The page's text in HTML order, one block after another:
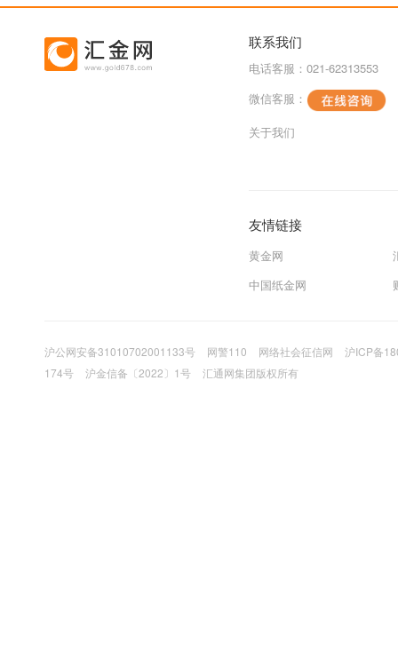
联系我们
电话客服：021-62313553
微信客服：
关于我们
友情链接
黄金网
中国纸金网
沪公网安备31010702001133号 网警110 网络社会征信网
沪ICP备
174号
沪金信备〔2022〕1号 汇通网集团版权所有